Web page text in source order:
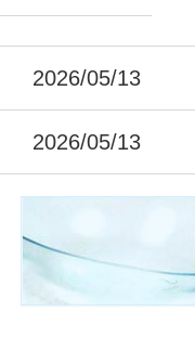
2026/05/13
2026/05/13